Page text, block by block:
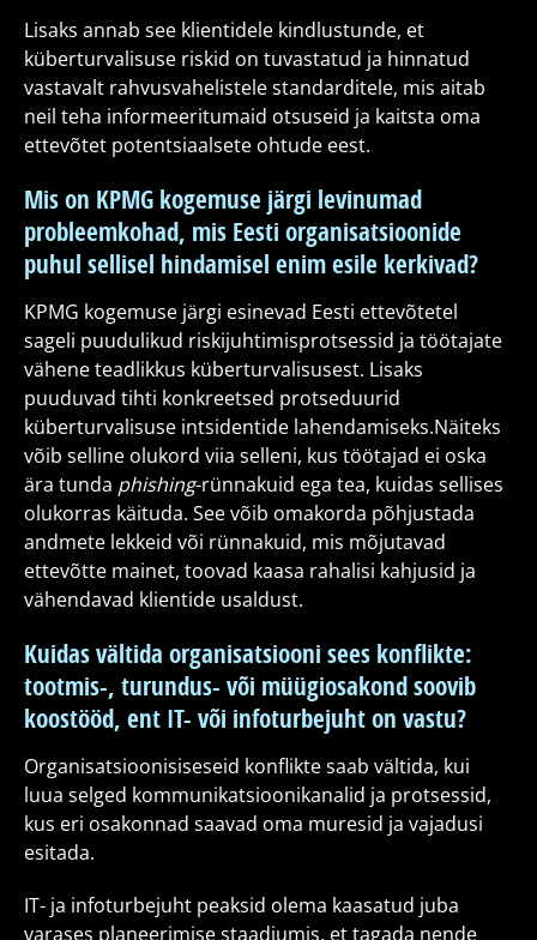
Lisaks annab see klientidele kindlustunde, et
küberturvalisuse riskid on tuvastatud ja hinnatud
vastavalt rahvusvahelistele standarditele, mis aitab
neil teha informeeritumaid otsuseid ja kaitsta oma
ettevõtet potentsiaalsete ohtude eest.
Mis on KPMG kogemuse järgi levinumad
probleemkohad, mis Eesti organisatsioonide
puhul sellisel hindamisel enim esile kerkivad?
KPMG kogemuse järgi esinevad Eesti ettevõtetel
sageli puudulikud riskijuhtimisprotsessid ja töötajate
vähene teadlikkus küberturvalisusest. Lisaks
puuduvad tihti konkreetsed protseduurid
küberturvalisuse intsidentide lahendamiseks.Näiteks
võib selline olukord viia selleni, kus töötajad ei oska
ära tunda phishing-rünnakuid ega tea, kuidas sellises
olukorras käituda. See võib omakorda põhjustada
andmete lekkeid või rünnakuid, mis mõjutavad
ettevõtte mainet, toovad kaasa rahalisi kahjusid ja
vähendavad klientide usaldust.
Kuidas vältida organisatsiooni sees konflikte:
tootmis-, turundus- või müügiosakond soovib
koostööd, ent IT- või infoturbejuht on vastu?
Organisatsioonisiseseid konflikte saab vältida, kui
luua selged kommunikatsioonikanalid ja protsessid,
kus eri osakonnad saavad oma muresid ja vajadusi
esitada.
IT- ja infoturbejuht peaksid olema kaasatud juba
varases planeerimise staadiumis, et tagada nende